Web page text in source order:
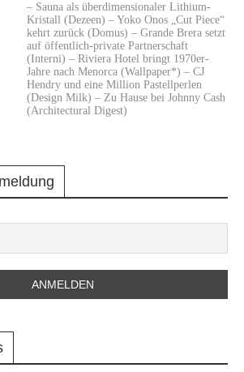
– Sauna als überdimensionaler Lithium-
Kristall (Dezeen) – Yoko Onos „Cut Piece“
kehrt zurück (Domus) – Grande Brera setzt
auf öffentlich-private Partnerschaft
(Interni) – Riviera Hotel bringt 1970er-
Jahre nach Menorca (Wallpaper*) – CJ
Hendry und eine Million Pastellperlen
(Design Milk) – Zu Hause bei Johnny Cash
(Architectural Digest)